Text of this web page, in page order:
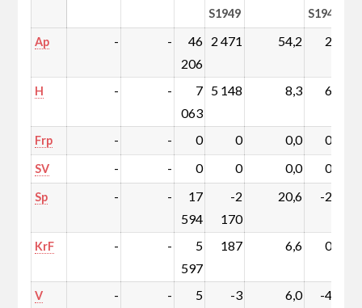
S1949
S1949
Ap - -
46
206
2 471 54,2 2,2
H - -
7
063
5 148 8,3 6,0
Frp - - 0 0 0,0 0,0
SV - - 0 0 0,0 0,0
Sp - -
17
594
-2
170
20,6 -2,9
KrF - -
5
597
187 6,6 0,1
V - -
5
-3
6,0 -4,2